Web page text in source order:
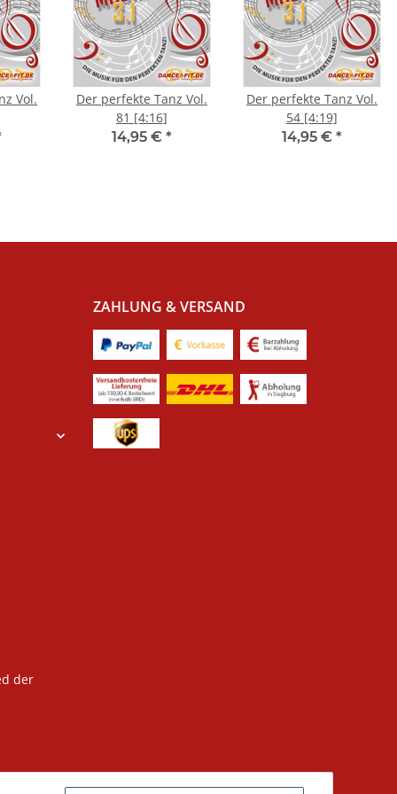
Vol.
Der perfekte Tanz Vol.
81 [4:16]
14,95 € *
Der perfekte Tanz Vol.
54 [4:19]
14,95 € *
ZAHLUNG & VERSAND
der